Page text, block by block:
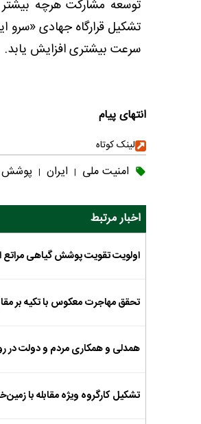
توسعه مشارکت هرچه بیشتر
تشکیل قرارگاه جهادی «سرو
سرعت بیشتری افزایش یابد.
انتهای پیام
لینک کوتاه
امنیت ملی | ایران | پوشش
اخبار مرتبط
اولویت تقویت پوشش گیاهی
تحقق مهاجرت معکوس با تکیه بر
همدلی و همکاری مردم و دولت در
تشکیل کارگروه ویژه مقابله با